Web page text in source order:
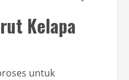
Kelapa
untuk